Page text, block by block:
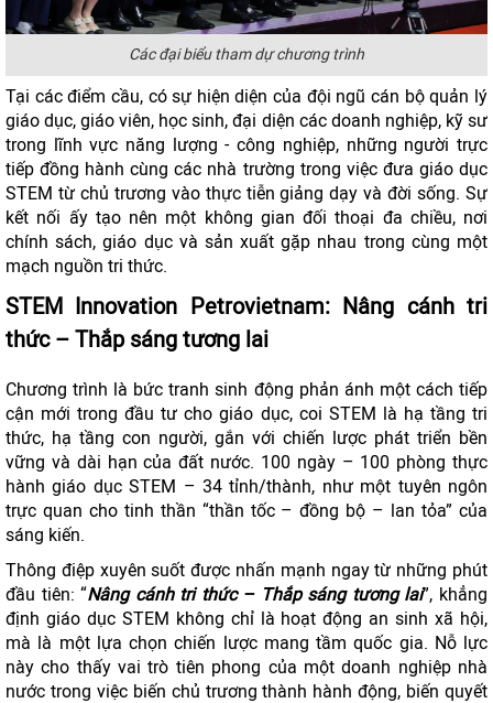
Các đại biểu tham dự chương trình
Tại các điểm cầu, có sự hiện diện của đội ngũ cán bộ quản lý
giáo dục, giáo viên, học sinh, đại diện các doanh nghiệp, kỹ sư
trong lĩnh vực năng lượng - công nghiệp, những người trực
tiếp đồng hành cùng các nhà trường trong việc đưa giáo dục
STEM từ chủ trương vào thực tiễn giảng dạy và đời sống. Sự
kết nối ấy tạo nên một không gian đối thoại đa chiều, nơi
chính sách, giáo dục và sản xuất gặp nhau trong cùng một
mạch nguồn tri thức.
STEM Innovation Petrovietnam: Nâng cánh tri
thức – Thắp sáng tương lai
Chương trình là bức tranh sinh động phản ánh một cách tiếp
cận mới trong đầu tư cho giáo dục, coi STEM là hạ tầng tri
thức, hạ tầng con người, gắn với chiến lược phát triển bền
vững và dài hạn của đất nước. 100 ngày – 100 phòng thực
hành giáo dục STEM – 34 tỉnh/thành, như một tuyên ngôn
trực quan cho tinh thần “thần tốc – đồng bộ – lan tỏa” của
sáng kiến.
Thông điệp xuyên suốt được nhấn mạnh ngay từ những phút
đầu tiên: “Nâng cánh tri thức – Thắp sáng tương lai”, khẳng
định giáo dục STEM không chỉ là hoạt động an sinh xã hội,
mà là một lựa chọn chiến lược mang tầm quốc gia. Nỗ lực
này cho thấy vai trò tiên phong của một doanh nghiệp nhà
nước trong việc biến chủ trương thành hành động, biến quyết